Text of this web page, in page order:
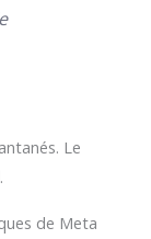
Le
.
de Meta